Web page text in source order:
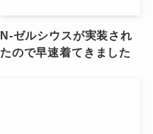
N-ゼルシウスが実装され
たので早速着てきました